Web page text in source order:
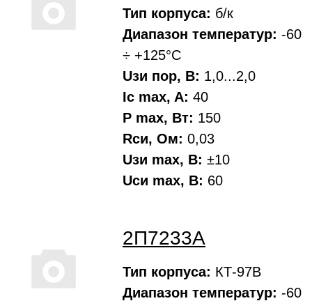
Тип корпуса: б/к
Диапазон температур: -60
÷ +125°С
Uзи пор, В: 1,0...2,0
Ic max, A: 40
P max, Вт: 150
Rси, Oм: 0,03
Uзи max, В: ±10
Uси max, В: 60
2П7233А
Тип корпуса: КТ-97В
Диапазон температур: -60